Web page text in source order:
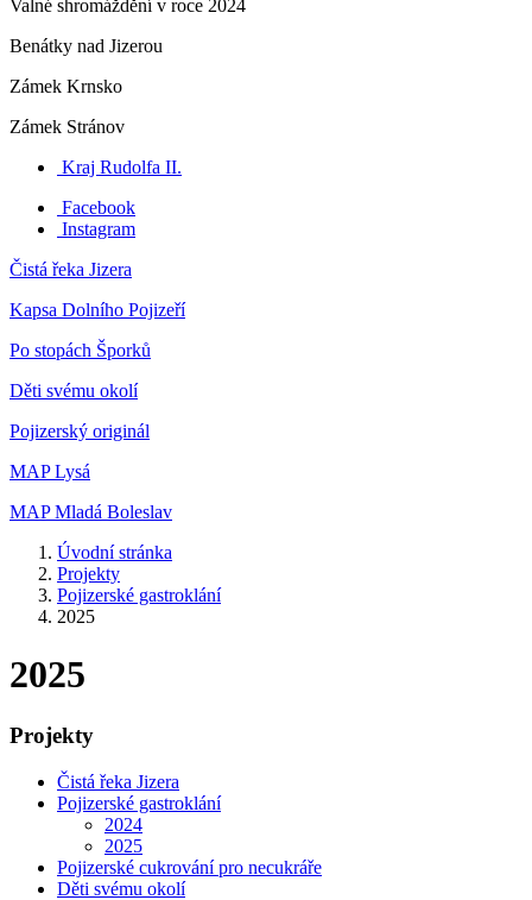
Valné shromáždění v roce 2024
Benátky nad Jizerou
Zámek Krnsko
Zámek Stránov
Kraj Rudolfa II.
Facebook
Instagram
Čistá řeka Jizera
Kapsa Dolního Pojizeří
Po stopách Šporků
Děti svému okolí
Pojizerský originál
MAP Lysá
MAP Mladá Boleslav
Úvodní stránka
Projekty
Pojizerské gastroklání
2025
2025
Projekty
Čistá řeka Jizera
Pojizerské gastroklání
2024
2025
Pojizerské cukrování pro necukráře
Děti svému okolí